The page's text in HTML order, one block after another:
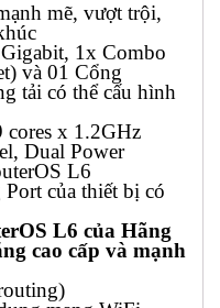
mẽ, vượt trội,
1x Combo
và 01 Cổng
tải có thể cấu hình
cores x 1.2GHz
Dual Power
L6
của thiết bị có
L6 của Hãng
cao cấp và mạnh